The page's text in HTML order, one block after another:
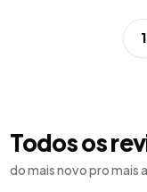
1
Todos os
do mais novo pro mais